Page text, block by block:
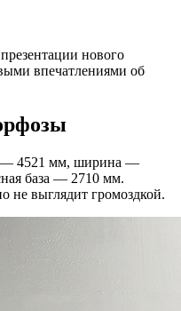
нового
впечатлениями об
— 4521 мм, ширина —
база — 2710 мм.
не выглядит громоздкой.